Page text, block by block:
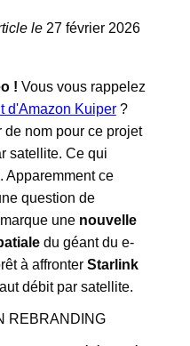
le 27 février 2026
! Vous vous rappelez
d'Amazon Kuiper?
nom pour ce projet
satellite. Ce qui
. Apparemment ce
question de
une nouvelle
du géant du e-
à affronter Starlink
débit par satellite.
REBRANDING